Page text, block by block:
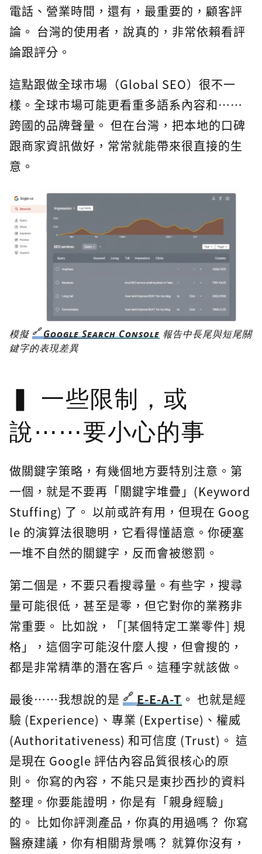
電話、營業時間，還有，最重要的，顧客評
論。 台灣的使用者，說真的，非常依賴看評
論跟評分。
這點跟做全球市場（Global SEO）很不一
樣。全球市場可能更看重多語系內容和⋯⋯
跨國的品牌聲量。 但在台灣，把本地的口碑
跟商家資訊做好，常常就能帶來很直接的生
意。
模擬 Google Search Console 報告中長尾與短尾關
鍵字的表現差異
一些限制，或
說⋯⋯要小心的事
做關鍵字策略，有幾個地方要特別注意。第
一個，就是不要再「關鍵字堆疊」(Keyword
Stuffing) 了。 以前或許有用，但現在 Goog
le 的演算法很聰明，它看得懂語意。你硬塞
一堆不自然的關鍵字，反而會被懲罰。
第二個是，不要只看搜尋量。有些字，搜尋
量可能很低，甚至是零，但它對你的業務非
常重要。 比如說，「[某個特定工業零件] 規
格」，這個字可能沒什麼人搜，但會搜的，
都是非常精準的潛在客戶。這種字就該做。
最後⋯⋯我想說的是
E-E-A-T 。 也就是經
驗 (Experience)、專業 (Expertise)、權威
(Authoritativeness) 和可信度 (Trust)。 這
是現在 Google 評估內容品質很核心的原
則。 你寫的內容，不能只是東抄西抄的資料
整理。你要能證明，你是有「親身經驗」
的。 比如你評測產品，你真的用過嗎？ 你寫
醫療建議，你有相關背景嗎？ 就算你沒有，